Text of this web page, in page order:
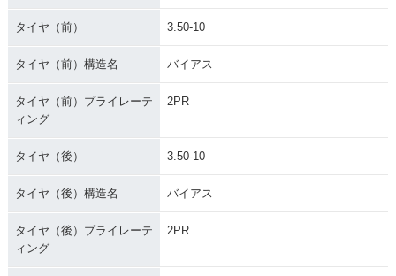
タイヤ（前） 3.50-10
タイヤ（前）構造名 バイアス
タイヤ（前）プライレーテ
ィング
2PR
タイヤ（後） 3.50-10
タイヤ（後）構造名 バイアス
タイヤ（後）プライレーテ
ィング
2PR